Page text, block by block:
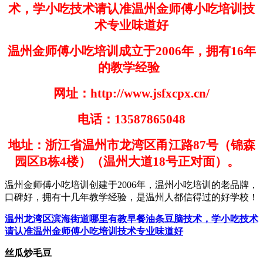
术，学小吃技术请认准温州金师傅小吃培训技
术专业味道好
温州金师傅小吃培训成立于2006年，拥有16年
的教学经验
网址： http://www.jsfxcpx.cn/
电话： 13587865048
地址：浙江省温州市龙湾区甬江路87号（锦森
园区B栋4楼）（温州大道18号正对面）。
温州金师傅小吃培训创建于2006年，温州小吃培训的老品牌，
口碑好，拥有十几年教学经验，是温州人都信得过的好学校！
温州龙湾区滨海街道哪里有教早餐油条豆脑技术，学小吃技术
请认准温州金师傅小吃培训技术专业味道好
丝瓜炒毛豆